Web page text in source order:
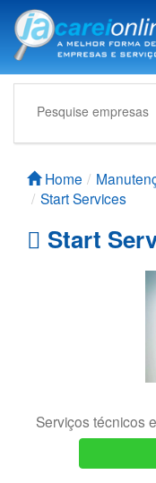
Home
Start Services
Start
Serviços técnicos